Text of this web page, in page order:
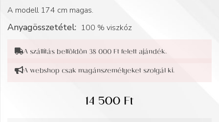
A modell 174 cm magas.
Anyagösszetétel: 100 % viszkóz
A szállítás belföldön 38 000 Ft felett ajándék.
A webshop csak magánszemélyeket szolgál ki.
14 500Ft